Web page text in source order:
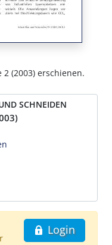
(2003) erschienen.
SCHNEIDEN
Login